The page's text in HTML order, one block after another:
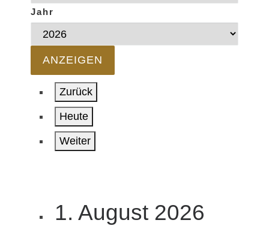
Jahr
Zurück
Heute
Weiter
1. August 2026